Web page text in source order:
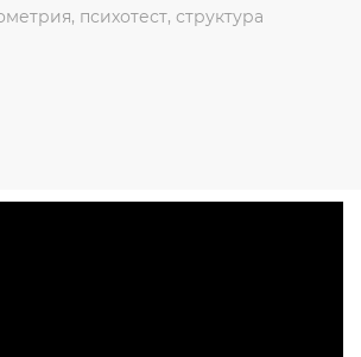
, психотест, структура